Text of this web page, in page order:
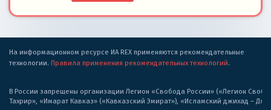
На информационном ресурсе ИА REX применяются рекомендательные
технологии. Правила применения рекомендательных технологий.
В России запрещены организации Легион «Свобода России» («Легион
Тахрир», «Имарат Кавказ» («Кавказский Эмират»), «Исламский джихад –